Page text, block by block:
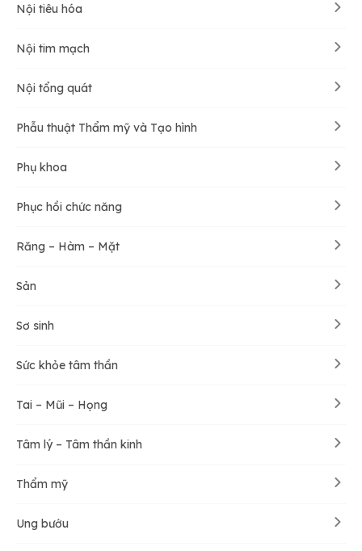
Nội tiêu hóa
Nội tim mạch
Nội tổng quát
Phẫu thuật Thẩm mỹ và Tạo hình
Phụ khoa
Phục hồi chức năng
Răng – Hàm – Mặt
Sản
Sơ sinh
Sức khỏe tâm thần
Tai – Mũi – Họng
Tâm lý – Tâm thần kinh
Thẩm mỹ
Ung bướu